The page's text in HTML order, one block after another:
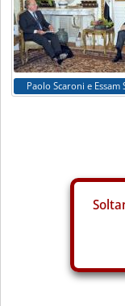
Paolo Scaroni e Essam